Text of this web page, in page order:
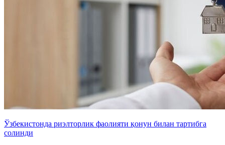
Ўзбекистонда риэлторлик фаолияти қонун билан тартибга
солинди